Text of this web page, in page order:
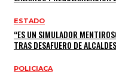
ESTADO
“ES UN SIMULADOR
TRAS DESAFUERO DE
POLICIACA